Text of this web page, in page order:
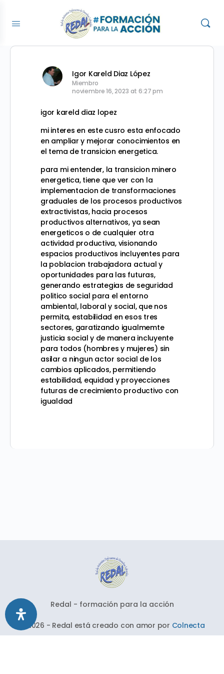
Igor Kareld Diaz López
Miembro
noviembre 16, 2023 at 6:27 pm
igor kareld diaz lopez
mi interes en este cusro esta enfocado
en ampliar y mejorar conocimientos en
el tema de transicion energetica.
para mi entender, la transicion minero
energetica, tiene que ver con la
implementacion de transformaciones
graduales de los procesos productivos
extractivistas, hacia procesos
productivos alternativos, ya sean
energeticos o de cualquier otra
actividad productiva, visionando
espacios productivos incluyentes para
la poblacion trabajadora actual y
oportunidades para las futuras,
generando estrategias de seguridad
politico social para el entorno
ambiental, laboral y social, que nos
permita, estabilidad en esos tres
sectores, garatizando igualmemte
justicia social y de manera incluyente
para todos (hombres y mujeres) sin
asilar a ningun actor social de los
cambios aplicados, permitiendo
estabilidad, equidad y proyecciones
futuras de crecimiento productivo con
igualdad
Redal - formación para la acción
© 2026 - Redal está creado con amor por Colnecta